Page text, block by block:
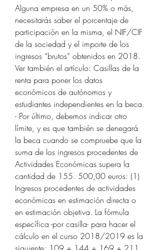
Alguna empresa en un 50% o más,
necesitarás saber el porcentaje de
participación en la misma, el NIF/CIF
de la sociedad y el importe de los
ingresos “brutos” obtenidos en 2018.
Ver también el artículo: Casillas de la
renta para poner los datos
económicos de autónomos y
estudiantes independientes en la beca.
- Por último, debemos indicar otro
límite, y es que también se denegará
la beca cuando se compruebe que la
suma de los ingresos procedentes de
Actividades Económicas supera la
cantidad de 155. 500,00 euros: (1)
Ingresos procedentes de actividades
económicas en estimación directa o
en estimación objetiva. La fórmula
específica -por casilla- para hacer el
cálculo en el curso 2018/2019 es la